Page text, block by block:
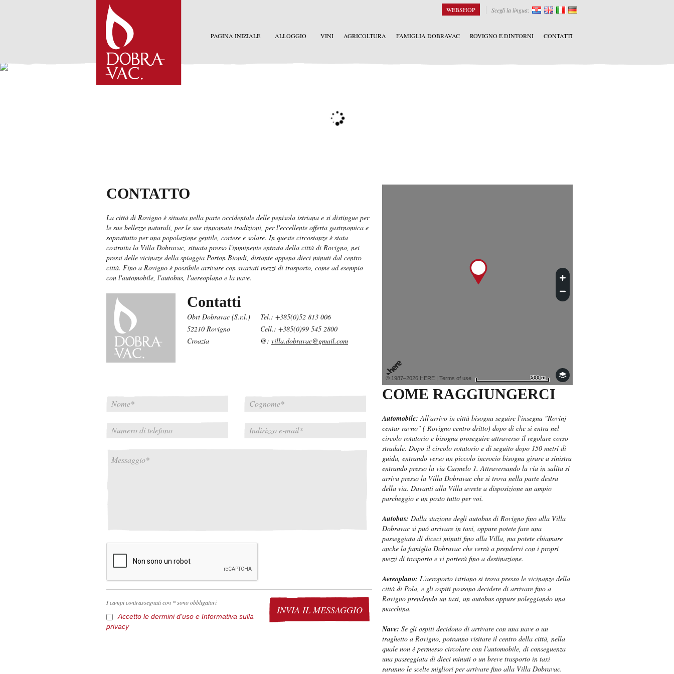
Scegli la lingua:
WEBSHOP
PAGINA INIZIALE ALLOGGIO VINI AGRICOLTURA FAMIGLIA DOBRAVAC ROVIGNO E DINTORNI CONTATTI
© 1987–2026 HERE | Terms of use 500 m
500 m
COME RAGGIUNGERCI
Automobile: All'arrivo in città bisogna seguire l'insegna "Rovinj
centar ravno" ( Rovigno centro dritto) dopo di che si entra nel
circolo rotatorio e bisogna proseguire attraverso il regolare corso
stradale. Dopo il circolo rotatorio e di seguito dopo 150 metri di
guida, entrando verso un piccolo incrocio bisogna girare a sinistra
entrando presso la via Carmelo 1. Attraversando la via in salita si
arriva presso la Villa Dobravac che si trova nella parte destra
della via. Davanti alla Villa avrete a disposizione un ampio
parcheggio e un posto tutto per voi.
Autobus: Dalla stazione degli autobus di Rovigno fino alla Villa
Dobravac si puó arrivare in taxi, oppure potete fare una
passeggiata di diceci minuti fino alla Villa, ma potete chiamare
anche la famiglia Dobravac che verrà a prendervi con i propri
mezzi di trasporto e vi porterà fino a destinazione.
Aereoplano: L'aeroporto istriano si trova presso le vicinanze della
città di Pola, e gli ospiti possono decidere di arrivare fino a
Rovigno prendendo un taxi, un autobus oppure noleggiando una
macchina.
Nave: Se gli ospiti decidono di arrivare con una nave o un
traghetto a Rovigno, potranno visitare il centro della città, nella
quale non è permesso circolare con l'automobile, di conseguenza
una passeggiata di dieci minuti o un breve trasporto in taxi
saranno le scelte migliori per arrivare fino alla Villa Dobravac.
CONTATTO
La città di Rovigno è situata nella parte occidentale delle penisola istriana e si distingue per
le sue bellezze naturali, per le sue rinnomate tradizioni, per l'eccellente offerta gastrnomica e
soprattutto per una popolazione gentile, cortese e solare. In queste circostanze è stata
costruita la Villa Dobravac, situata presso l'imminente entrata della città di Rovigno, nei
pressi delle vicinaze della spiaggia Porton Biondi, distante appena dieci minuti dal centro
città. Fino a Rovigno è possibile arrivare con svariati mezzi di trasporto, come ad esempio
con l'automobile, l'autobus, l'aereoplano e la nave.
Contatti
Obrt Dobravac (S.r.l.)
52210 Rovigno
Croazia
Tel.: +385(0)52 813 006
Cell.: +385(0)99 545 2800
@: villa.dobravac@gmail.com
I campi contrassegnati con * sono obbligatori
Accetto le dermini d'uso e Informativa sulla
privacy
INVIA IL MESSAGGIO